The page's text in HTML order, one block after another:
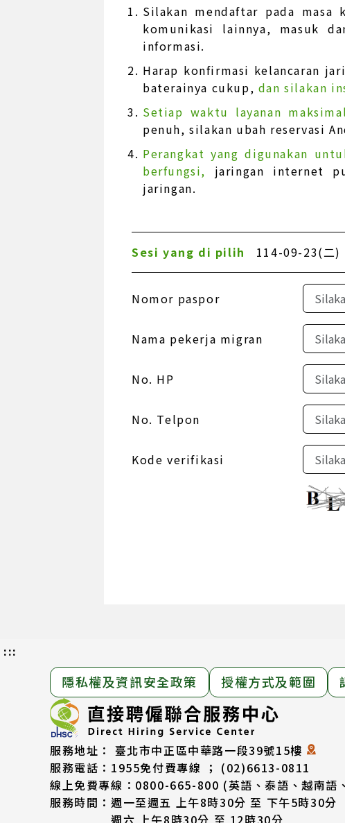
Silakan mendaftar pada
komunikasi lainnya, masuk
informasi.
Harap konfirmasi kelancaran
baterainya cukup, dan silakan
Setiap waktu layanan
penuh, silakan ubah reservasi
Perangkat yang digunakan
berfungsi, jaringan internet
jaringan.
Sesi yang di pilih 114-09-23(二)
Nomor paspor
Nama pekerja migran
No. HP
No. Telpon
Kode verifikasi
:::
隱私權及資訊安全政策 授權方式及範圍
服務地址： 臺北市中正區中華路一段39號15樓
服務電話： 1955免付費專線 ； (02)6613-0811
線上免費專線：0800-665-800 (英語、泰語、越南語
服務時間： 週一至週五 上午8時30分 至 下午5時30分
週六 上午8時30分 至 12時30分